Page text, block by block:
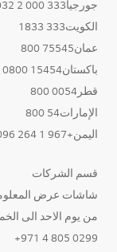
جورجيا333 000 2 032
الكويت333 1833
عمان75545 800
باكستان15454 0800
قطر0054 800
الإمارات54 800
اليمن+967 1 264 096
قسم الشركات
شاشات عرض
من يوم الاحد الى الخميس
0299 805 4 971+